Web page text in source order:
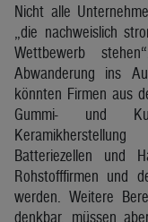
Nicht alle
„die nachweislich
Wettbewerb
Abwanderung ins
könnten Firmen aus
Gummi- und
Batteriezellen und
Rohstofffirmen und
werden. Weitere
denkbar, müssen